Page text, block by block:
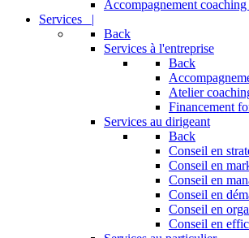
Accompagnement coaching
Services |
Back
Services à l'entreprise
Back
Atelier
Financement
Services au dirigeant
Back
Conseil en
Conseil en
Conseil en
Conseil en
Conseil en
Conseil en